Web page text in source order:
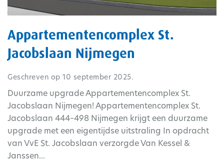
Appartementencomplex St.
Jacobslaan Nijmegen
Geschreven op 10 september 2025.
Duurzame upgrade Appartementencomplex St.
Jacobslaan Nijmegen! Appartementencomplex St.
Jacobslaan 444–498 Nijmegen krijgt een duurzame
upgrade met een eigentijdse uitstraling In opdracht
van VvE St. Jacobslaan verzorgde Van Kessel &
Janssen...